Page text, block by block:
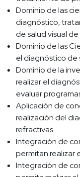
Dominio de las
diagnóstico,
de salud visual
Dominio de las
el diagnóstico de
Dominio de la
realizar el
evaluar
Aplicación de
realización del
refractivas.
Integración de
permitan realizar
Integración de